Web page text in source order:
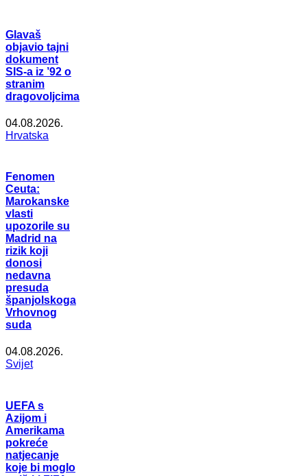
Glavaš
objavio tajni
dokument
SIS-a iz ’92 o
stranim
dragovoljcima
04.08.2026.
Hrvatska
Fenomen
Ceuta:
Marokanske
vlasti
upozorile su
Madrid na
rizik koji
donosi
nedavna
presuda
španjolskoga
Vrhovnog
suda
04.08.2026.
Svijet
UEFA s
Azijom i
Amerikama
pokreće
natjecanje
koje bi moglo